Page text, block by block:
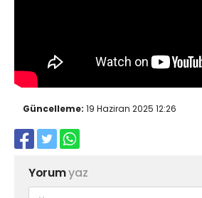
Güncelleme: 19 Haziran 2025 12:26
Yorumyaz